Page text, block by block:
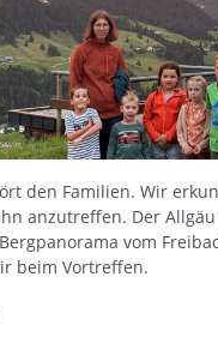
den Familien. Wir
anzutreffen. Der
vom
beim Vortreffen.